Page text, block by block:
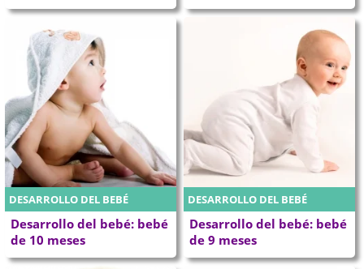
DESARROLLO DEL BEBÉ
Desarrollo del bebé: bebé
de 10 meses
DESARROLLO DEL BEBÉ
Desarrollo del bebé: bebé
de 9 meses